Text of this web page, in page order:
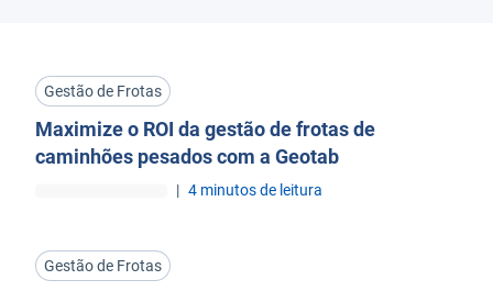
Gestão de Frotas
Maximize o ROI da gestão de frotas de
caminhões pesados com a Geotab
| 4 minutos de leitura
Gestão de Frotas